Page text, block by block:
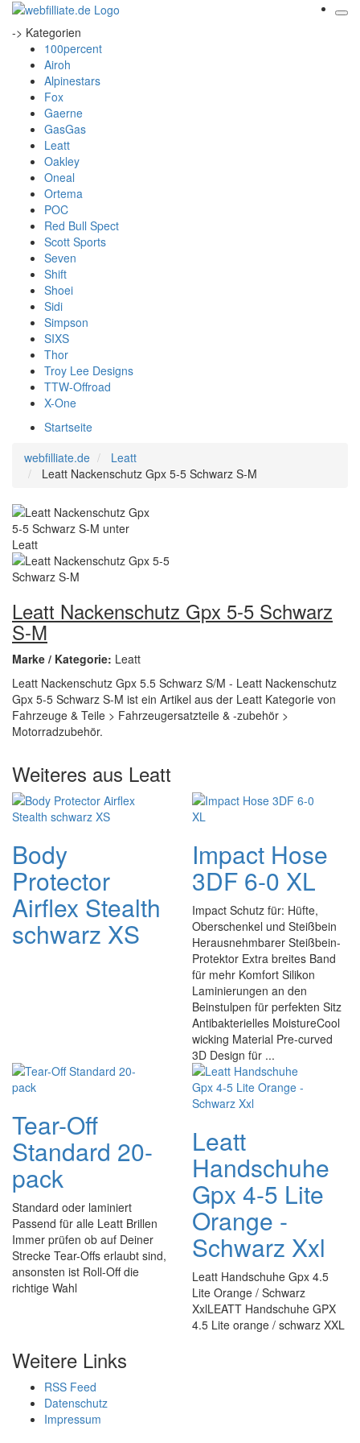
-> Kategorien
100percent
Airoh
Alpinestars
Fox
Gaerne
GasGas
Leatt
Oakley
Oneal
Ortema
POC
Red Bull Spect
Scott Sports
Seven
Shift
Shoei
Sidi
Simpson
SIXS
Thor
Troy Lee Designs
TTW-Offroad
X-One
Startseite
webfilliate.de
Leatt
Leatt Nackenschutz Gpx 5-5 Schwarz S-M
Leatt Nackenschutz Gpx 5-5 Schwarz
S-M
Marke / Kategorie: Leatt
Leatt Nackenschutz Gpx 5.5 Schwarz S/M - Leatt Nackenschutz
Gpx 5-5 Schwarz S-M ist ein Artikel aus der Leatt Kategorie von
Fahrzeuge & Teile > Fahrzeugersatzteile & -zubehör >
Motorradzubehör.
Weiteres aus Leatt
Body
Protector
Airflex Stealth
schwarz XS
Impact Hose
3DF 6-0 XL
Impact Schutz für: Hüfte,
Oberschenkel und Steißbein
Herausnehmbarer Steißbein-
Protektor Extra breites Band
für mehr Komfort Silikon
Laminierungen an den
Beinstulpen für perfekten Sitz
Antibakterielles MoistureCool
wicking Material Pre-curved
3D Design für ...
Tear-Off
Standard 20-
pack
Standard oder laminiert
Passend für alle Leatt Brillen
Immer prüfen ob auf Deiner
Strecke Tear-Offs erlaubt sind,
ansonsten ist Roll-Off die
richtige Wahl
Leatt
Handschuhe
Gpx 4-5 Lite
Orange -
Schwarz Xxl
Leatt Handschuhe Gpx 4.5
Lite Orange / Schwarz
XxlLEATT Handschuhe GPX
4.5 Lite orange / schwarz XXL
Weitere Links
RSS Feed
Datenschutz
Impressum